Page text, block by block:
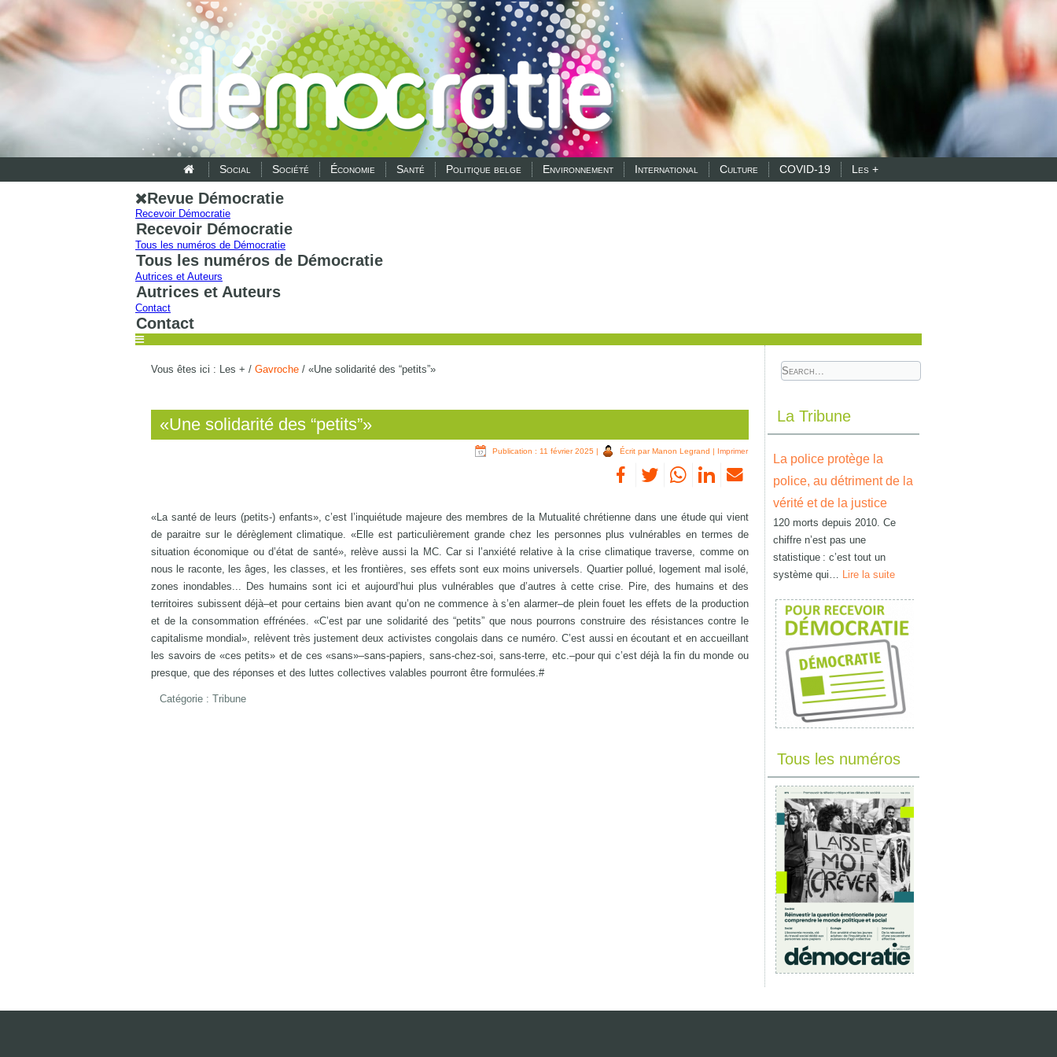
Social Société Économie Santé Politique belge Environnement International Culture COVID-19 Les +
Revue Démocratie
Recevoir Démocratie
Recevoir Démocratie
Tous les numéros de Démocratie
Tous les numéros de Démocratie
Autrices et Auteurs
Autrices et Auteurs
Contact
Contact
Vous êtes ici : Les + / Gavroche / «Une solidarité des “petits”»
«Une solidarité des “petits”»
Publication : 11 février 2025 | Écrit par Manon Legrand | Imprimer
«La santé de leurs (petits-) enfants», c’est l’inquiétude majeure des membres de la Mutualité chrétienne dans une étude qui vient
de paraitre sur le dérèglement climatique. «Elle est particulièrement grande chez les personnes plus vulnérables en termes de
situation économique ou d’état de santé», relève aussi la MC. Car si l’anxiété relative à la crise climatique traverse, comme on
nous le raconte, les âges, les classes, et les frontières, ses effets sont eux moins universels. Quartier pollué, logement mal isolé,
zones inondables... Des humains sont ici et aujourd’hui plus vulnérables que d’autres à cette crise. Pire, des humains et des
territoires subissent déjà–et pour certains bien avant qu’on ne commence à s’en alarmer–de plein fouet les effets de la production
et de la consommation effrénées. «C’est par une solidarité des “petits” que nous pourrons construire des résistances contre le
capitalisme mondial», relèvent très justement deux activistes congolais dans ce numéro. C’est aussi en écoutant et en accueillant
les savoirs de «ces petits» et de ces «sans»–sans-papiers, sans-chez-soi, sans-terre, etc.–pour qui c’est déjà la fin du monde ou
presque, que des réponses et des luttes collectives valables pourront être formulées.#
Catégorie : Tribune
La Tribune
La police protège la
police, au détriment de la
vérité et de la justice
120 morts depuis 2010. Ce
chiffre n’est pas une
statistique : c’est tout un
système qui… Lire la suite
Tous les numéros